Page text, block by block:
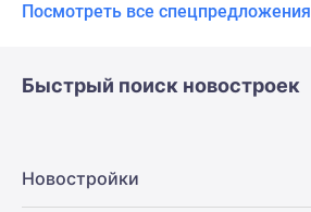
Посмотреть все спецпредложения
Быстрый поиск новостроек
Новостройки